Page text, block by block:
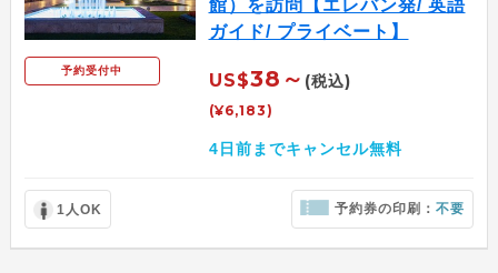
予約受付中
館）を訪問【エレバン発/ 英語
ガイド/ プライベート】
US$38～ (税込)
(¥6,183)
4日前までキャンセル無料
1人OK 予約券の印刷：不要